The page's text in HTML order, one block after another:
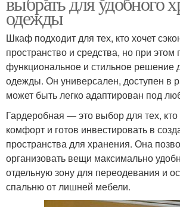
одежды
Шкаф подходит для тех, кто хочет
пространство и средства, но при этом
функциональное и стильное решение
одежды. Он универсален, доступен в
может быть легко адаптирован под
Гардеробная — это выбор для тех, кто
комфорт и готов инвестировать в
пространства для хранения. Она
организовать вещи максимально
отдельную зону для переодевания и
спальню от лишней мебели.